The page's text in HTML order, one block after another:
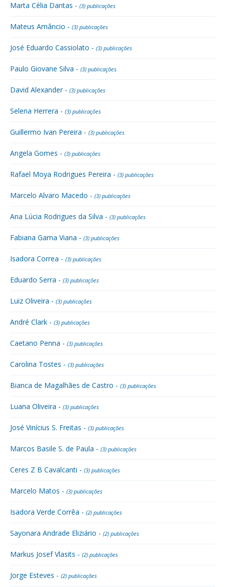
Marta Célia Dantas - (3) publicações
Mateus Amâncio - (3) publicações
José Eduardo Cassiolato - (3) publicações
Paulo Giovane Silva - (3) publicações
David Alexander - (3) publicações
Selena Herrera - (3) publicações
Guillermo Ivan Pereira - (3) publicações
Angela Gomes - (3) publicações
Rafael Moya Rodrigues Pereira - (3) publicações
Marcelo Alvaro Macedo - (3) publicações
Ana Lúcia Rodrigues da Silva - (3) publicações
Fabiana Gama Viana - (3) publicações
Isadora Correa - (3) publicações
Eduardo Serra - (3) publicações
Luiz Oliveira - (3) publicações
André Clark - (3) publicações
Caetano Penna - (3) publicações
Carolina Tostes - (3) publicações
Bianca de Magalhães de Castro - (3) publicações
Luana Oliveira - (3) publicações
José Vinícius S. Freitas - (3) publicações
Marcos Basile S. de Paula - (3) publicações
Ceres Z B Cavalcanti - (3) publicações
Marcelo Matos - (3) publicações
Isadora Verde Corrêa - (2) publicações
Sayonara Andrade Eliziário - (2) publicações
Markus Josef Vlasits - (2) publicações
Jorge Esteves - (2) publicações